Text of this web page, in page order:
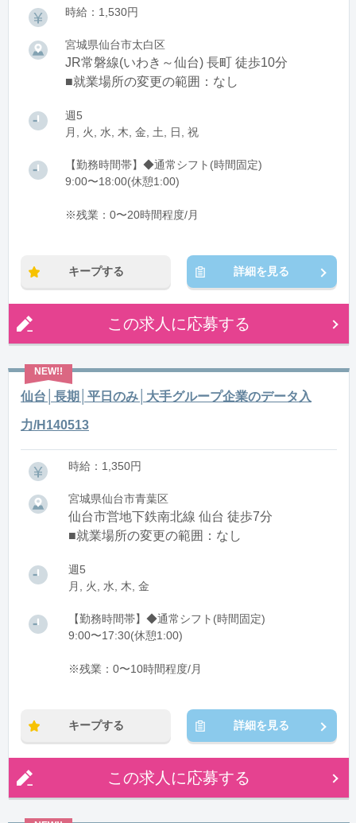
時給：1,530円
宮城県仙台市太白区
JR常磐線(いわき～仙台) 長町 徒歩10分
■就業場所の変更の範囲：なし
週5
月, 火, 水, 木, 金, 土, 日, 祝
【勤務時間帯】◆通常シフト(時間固定)
9:00〜18:00(休憩1:00)
※残業：0〜20時間程度/月
キープする 詳細を見る
この求人に応募する
仙台│長期│平日のみ│大手グループ企業のデータ入
力/H140513
時給：1,350円
宮城県仙台市青葉区
仙台市営地下鉄南北線 仙台 徒歩7分
■就業場所の変更の範囲：なし
週5
月, 火, 水, 木, 金
【勤務時間帯】◆通常シフト(時間固定)
9:00〜17:30(休憩1:00)
※残業：0〜10時間程度/月
キープする 詳細を見る
この求人に応募する